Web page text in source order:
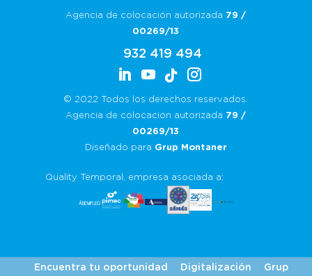
Agencia de colocación autorizada 79 /
00269/13
932 419 494
© 2022 Todos los derechos reservados.
Agencia de colocación autorizada 79 /
00269/13
Diseñado para Grup Montaner
Quality Temporal, empresa asociada a:
Encuentra tu oportunidad Digitalización Grup